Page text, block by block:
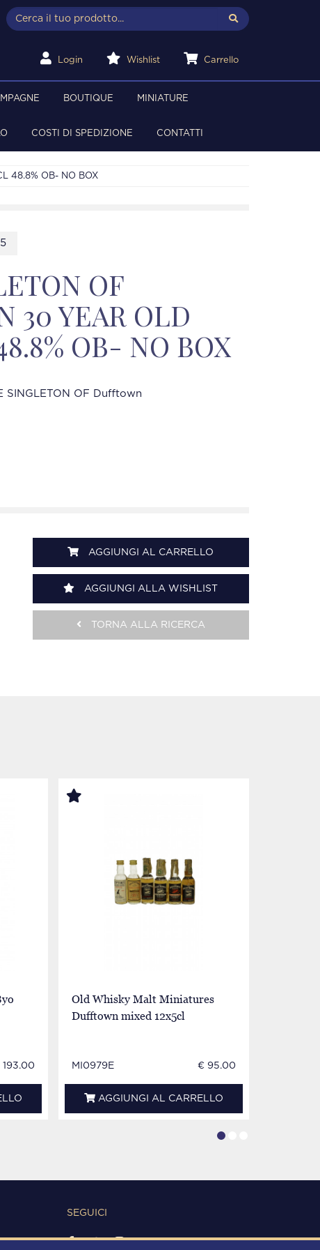
Login Wishlist Carrello
BOUTIQUE MINIATURE
COSTI DI SPEDIZIONE CONTATTI
48.8% OB- NO BOX
OF
30 YEAR OLD
OB- NO BOX
SINGLETON OF Dufftown
AGGIUNGI AL CARRELLO
AGGIUNGI ALLA WISHLIST
TORNA ALLA RICERCA
193.00
Old Whisky Malt Miniatures
Dufftown mixed 12x5cl
MI0979E € 95.00
AGGIUNGI AL CARRELLO
SEGUICI